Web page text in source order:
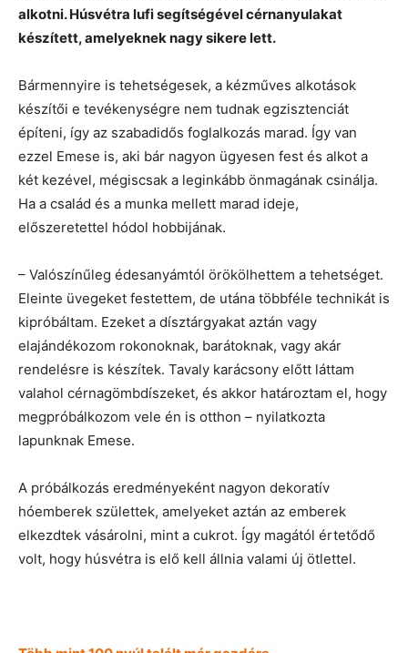
alkotni. Húsvétra lufi segítségével cérnanyulakat
készített, amelyeknek nagy sikere lett.
Bármennyire is tehetségesek, a kézműves alkotások
készítői e tevékenységre nem tudnak egzisztenciát
építeni, így az szabadidős foglalkozás marad. Így van
ezzel Emese is, aki bár nagyon ügyesen fest és alkot a
két kezével, mégiscsak a leginkább önmagának csinálja.
Ha a család és a munka mellett marad ideje,
előszeretettel hódol hobbijának.
– Valószínűleg édesanyámtól örökölhettem a tehetséget.
Eleinte üvegeket festettem, de utána többféle technikát is
kipróbáltam. Ezeket a dísztárgyakat aztán vagy
elajándékozom rokonoknak, barátoknak, vagy akár
rendelésre is készítek. Tavaly karácsony előtt láttam
valahol cérnagömbdíszeket, és akkor határoztam el, hogy
megpróbálkozom vele én is otthon – nyilatkozta
lapunknak Emese.
A próbálkozás eredményeként nagyon dekoratív
hóemberek születtek, amelyeket aztán az emberek
elkezdtek vásárolni, mint a cukrot. Így magától értetődő
volt, hogy húsvétra is elő kell állnia valami új ötlettel.